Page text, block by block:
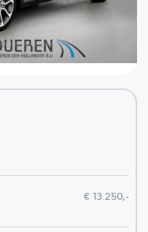
€ 13.250,-